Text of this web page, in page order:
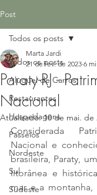
Post
Todos os posts
Aluguel de Carros
Restaurantes
Hospedagens
Passeios
Nordeste
Sul
Sudeste
Todos os posts
Paraty-RJ -
Nacional
Marta Jardi
21 de fev. de 2023 6
Atualizado:10 de mai. de
Considerada
Nacional e
brasileira, Paraty,
litorânea e
mar e a montanha,